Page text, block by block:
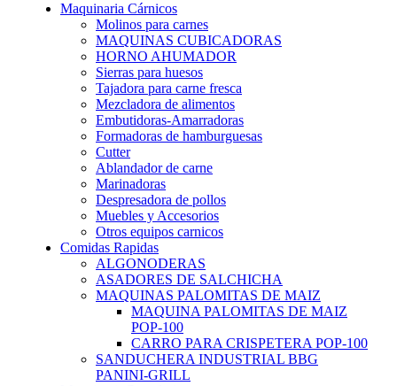
Maquinaria Cárnicos
Molinos para carnes
MAQUINAS CUBICADORAS
HORNO AHUMADOR
Sierras para huesos
Tajadora para carne fresca
Mezcladora de alimentos
Embutidoras-Amarradoras
Formadoras de hamburguesas
Cutter
Ablandador de carne
Marinadoras
Despresadora de pollos
Muebles y Accesorios
Otros equipos carnicos
Comidas Rapidas
ALGONODERAS
ASADORES DE SALCHICHA
MAQUINAS PALOMITAS DE MAIZ
MAQUINA PALOMITAS DE MAIZ
POP-100
CARRO PARA CRISPETERA POP-100
SANDUCHERA INDUSTRIAL BBG
PANINI-GRILL